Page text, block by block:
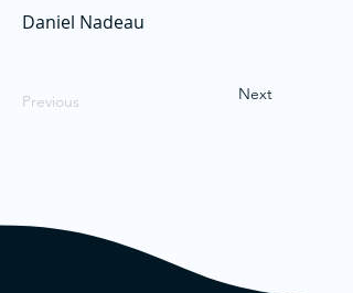
Daniel Nadeau
Previous Next